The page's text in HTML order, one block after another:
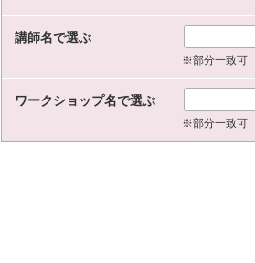
講師名で選ぶ
※部分一致可
ワークショップ名で選ぶ
※部分一致可